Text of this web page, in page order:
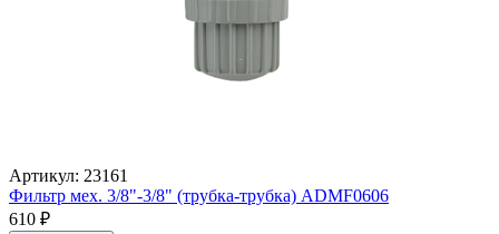
Артикул: 23161
Фильтр мех. 3/8"-3/8" (трубка-трубка) ADMF0606
610 ₽